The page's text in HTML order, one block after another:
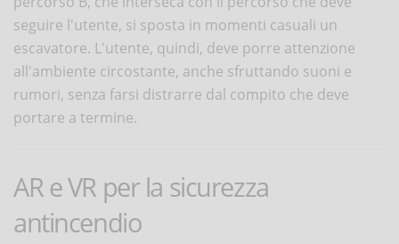
seguire l'utente, si sposta in momenti casuali un
escavatore. L'utente, quindi, deve porre attenzione
all'ambiente circostante, anche sfruttando suoni e
rumori, senza farsi distrarre dal compito che deve
portare a termine.
AR e VR per la sicurezza
antincendio